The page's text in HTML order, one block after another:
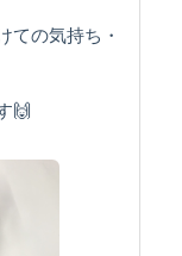
ての気持ち・
🙌